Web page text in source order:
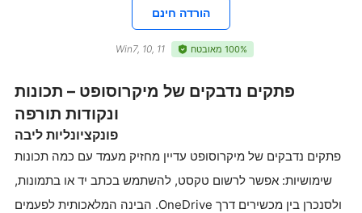
הורדה חינם
100% מאובטח Win7, 10, 11
פתקים נדבקים של מיקרוסופט – תכונות
ונקודות תורפה
פונקציונליות ליבה
פתקים נדבקים של מיקרוסופט עדיין מחזיק מעמד עם כמה תכונות
שימושיות: אפשר לרשום טקסט, להשתמש בכתב יד או בתמונות,
ולסנכרן בין מכשירים דרך OneDrive. הבינה המלאכותית לפעמים